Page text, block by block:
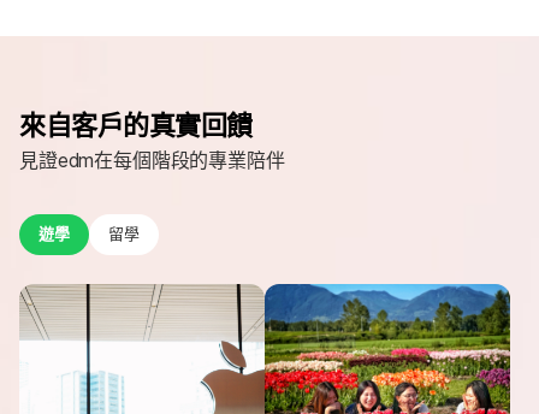
來自客戶的真實回饋
見證edm在每個階段的專業陪伴
遊學 留學